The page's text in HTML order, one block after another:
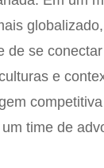
de se
e
time de